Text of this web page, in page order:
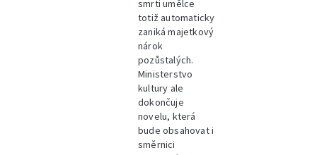
smrti umělce
totiž automaticky
zaniká majetkový
nárok
pozůstalých.
Ministerstvo
kultury ale
dokončuje
novelu, která
bude obsahovat i
směrnici